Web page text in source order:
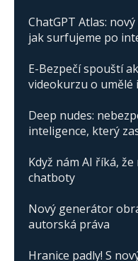
ChatGPT Atlas:
jak surfujeme po
E-Bezpečí spouští
videokurzu o
Deep nudes:
inteligence, který
Když nám AI říká,
chatboty
Nový generátor
autorská práva
Hranice padly! S